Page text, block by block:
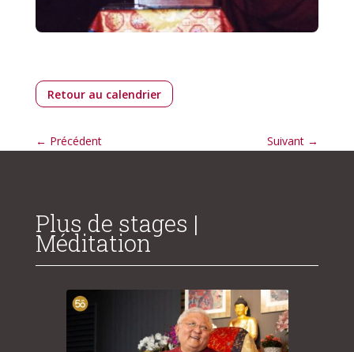
Retour au calendrier
← Précédent Suivant →
Plus de stages |
Méditation